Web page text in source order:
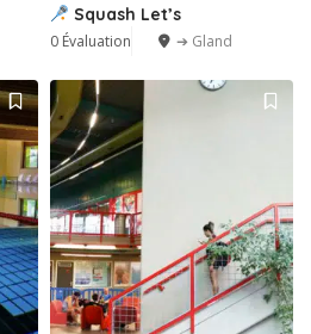
Squash Let’s
0 Évaluation ➔ Gland